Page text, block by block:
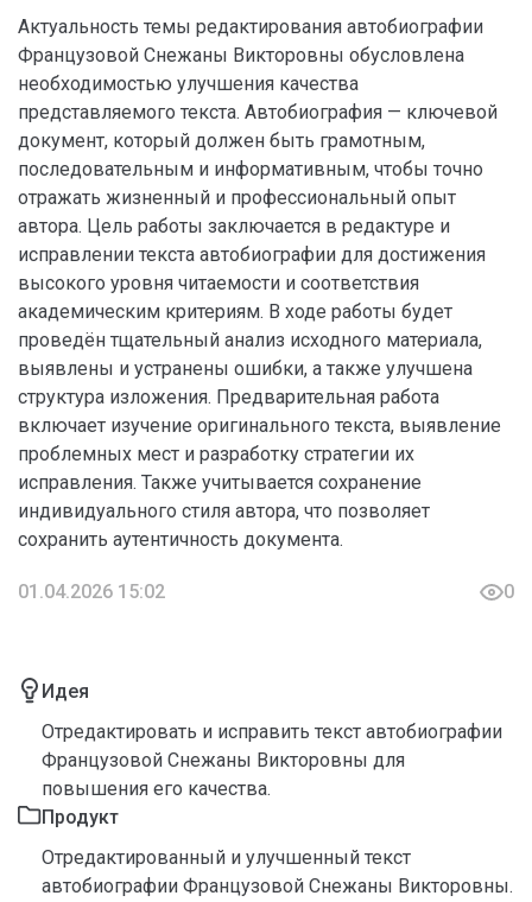
Актуальность темы редактирования автобиографии
Французовой Снежаны Викторовны обусловлена
необходимостью улучшения качества
представляемого текста. Автобиография — ключевой
документ, который должен быть грамотным,
последовательным и информативным, чтобы точно
отражать жизненный и профессиональный опыт
автора. Цель работы заключается в редактуре и
исправлении текста автобиографии для достижения
высокого уровня читаемости и соответствия
академическим критериям. В ходе работы будет
проведён тщательный анализ исходного материала,
выявлены и устранены ошибки, а также улучшена
структура изложения. Предварительная работа
включает изучение оригинального текста, выявление
проблемных мест и разработку стратегии их
исправления. Также учитывается сохранение
индивидуального стиля автора, что позволяет
сохранить аутентичность документа.
01.04.2026 15:02 0
Идея
Отредактировать и исправить текст автобиографии
Французовой Снежаны Викторовны для
повышения его качества.
Продукт
Отредактированный и улучшенный текст
автобиографии Французовой Снежаны Викторовны.